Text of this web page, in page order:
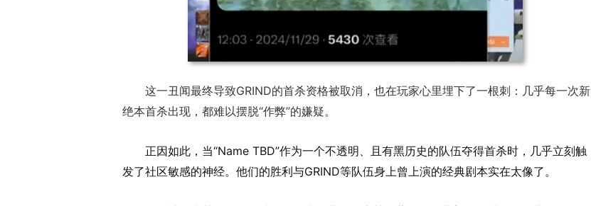
这一丑闻最终导致GRIND的首杀资格被取消，也在玩家心里埋下了一根刺：几乎每一次新
绝本首杀出现，都难以摆脱“作弊”的嫌疑。
正因如此，当“Name TBD”作为一个不透明、且有黑历史的队伍夺得首杀时，几乎立刻触
发了社区敏感的神经。他们的胜利与GRIND等队伍身上曾上演的经典剧本实在太像了 。